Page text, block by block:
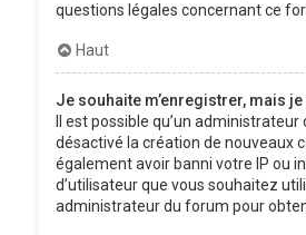
questions légales concernant ce
Haut
Je souhaite m’enregistrer, mais je
Il est possible qu’un
désactivé la création de nouveaux
également avoir banni votre IP ou
d’utilisateur que vous souhaitez
administrateur du forum pour